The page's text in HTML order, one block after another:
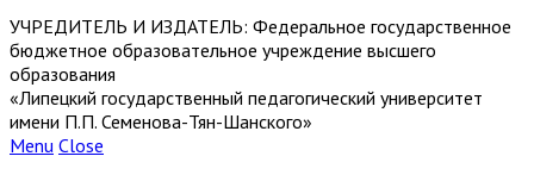
УЧРЕДИТЕЛЬ И ИЗДАТЕЛЬ: Федеральное государственное
бюджетное образовательное учреждение высшего
образования
«Липецкий государственный педагогический университет
имени П.П. Семенова-Тян-Шанского»
Menu Close